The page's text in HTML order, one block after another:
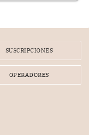
and greet con
SUSCRIPCIONES
OPERADORES